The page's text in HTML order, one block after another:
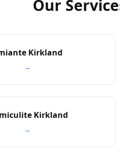
Our
Kirkland
→
Kirkland
→